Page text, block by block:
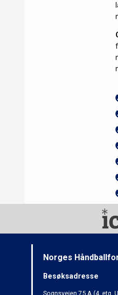
Norges
Besøksadresse
Sognsveien 75 A (4. etg.